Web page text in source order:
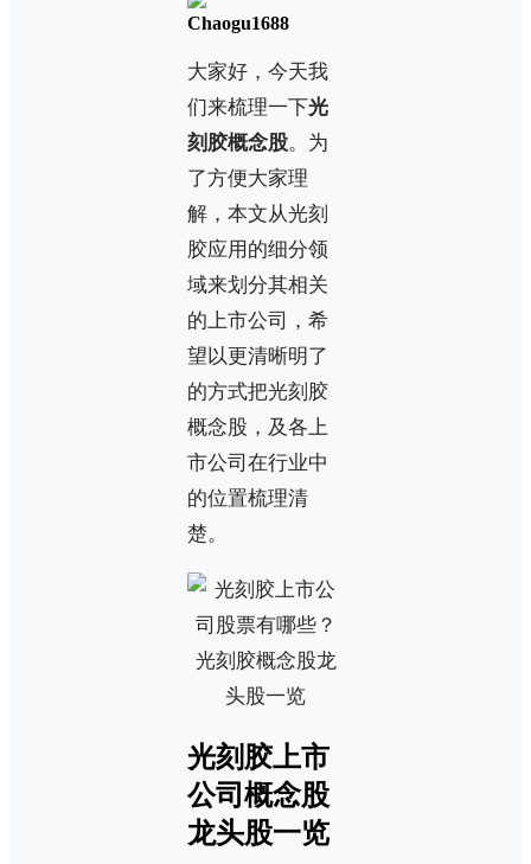
Chaogu1688
大家好，今天我
们来梳理一下光
刻胶概念股。为
了方便大家理
解，本文从光刻
胶应用的细分领
域来划分其相关
的上市公司，希
望以更清晰明了
的方式把光刻胶
概念股，及各上
市公司在行业中
的位置梳理清
楚。
光刻胶上市
公司概念股
龙头股一览